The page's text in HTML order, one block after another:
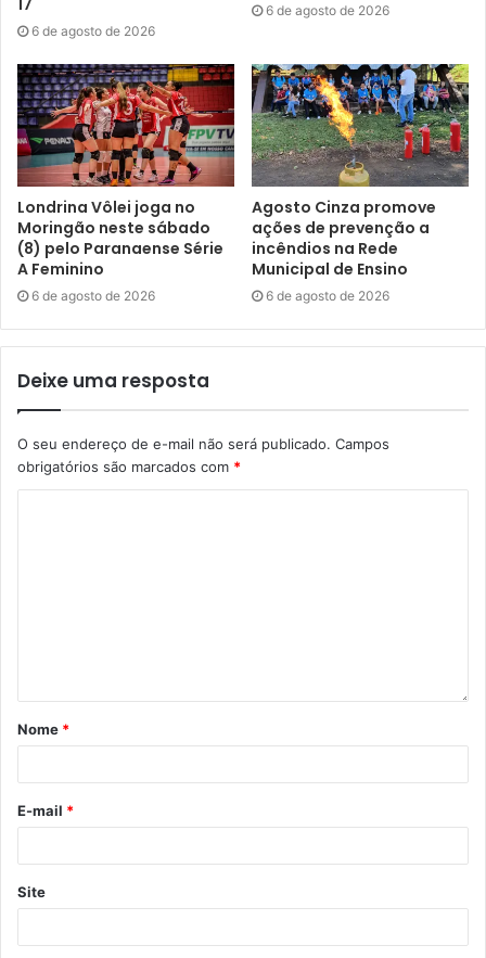
trabalho para o público”, disse.
Agenda –A programação do Hip Hopé Vermelho terá
início em 27 de janeiro, com uma oficina de graffiti
ministrada pela artista londrinense Kenia para um grupo
de participantes já selecionados, das 9h às 11h. No dia 28,
sábado, as atividades serão das 9h às 22h, com destaque
para uma festa gratuita, às 20h, com participação do DJ
MF e do Kolletivo 02, formado por Deejay Fran e Mr. Rei.
Fechando a agenda, os eventos do dia 29 também serão
das 9h às 22h.
Para a imprensa: outras informações podem ser obtidas
com a organizadora do Festival Hip Hopé Vermelho,
17
6 de agosto de 2026
6 de agosto de 2026
Londrina Vôlei joga no
Moringão neste sábado
(8) pelo Paranaense Série
A Feminino
6 de agosto de 2026
Agosto Cinza promove
ações de prevenção a
incêndios na Rede
Municipal de Ensino
6 de agosto de 2026
Deixe uma resposta
O seu endereço de e-mail não será publicado. Campos
obrigatórios são marcados com *
Nome *
E-mail *
Site